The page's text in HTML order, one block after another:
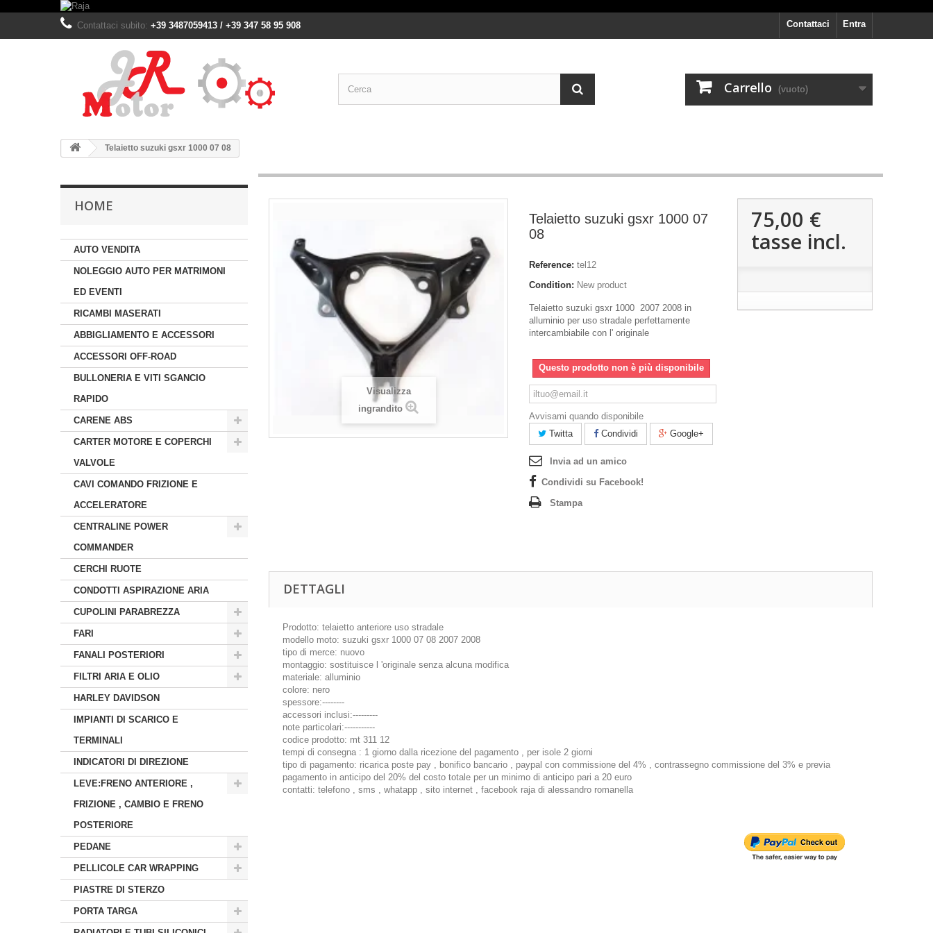
Entra
Contattaci
Contattaci subito: +39 3487059413 / +39 347 58 95 908
Carrello (vuoto)
Telaietto suzuki gsxr 1000 07 08
HOME
AUTO VENDITA
NOLEGGIO AUTO PER MATRIMONI
ED EVENTI
RICAMBI MASERATI
ABBIGLIAMENTO E ACCESSORI
ACCESSORI OFF-ROAD
BULLONERIA E VITI SGANCIO
RAPIDO
CARENE ABS
CARTER MOTORE E COPERCHI
VALVOLE
CAVI COMANDO FRIZIONE E
ACCELERATORE
CENTRALINE POWER
COMMANDER
CERCHI RUOTE
CONDOTTI ASPIRAZIONE ARIA
CUPOLINI PARABREZZA
FARI
FANALI POSTERIORI
FILTRI ARIA E OLIO
HARLEY DAVIDSON
IMPIANTI DI SCARICO E
TERMINALI
INDICATORI DI DIREZIONE
LEVE:FRENO ANTERIORE ,
FRIZIONE , CAMBIO E FRENO
POSTERIORE
PEDANE
PELLICOLE CAR WRAPPING
PIASTRE DI STERZO
PORTA TARGA
Visualizza
ingrandito
Telaietto suzuki gsxr 1000 07
08
Reference: tel12
Condition: New product
Telaietto suzuki gsxr 1000 2007 2008 in
alluminio per uso stradale perfettamente
intercambiabile con l' originale
Questo prodotto non è più disponibile
Avvisami quando disponibile
Twitta
Condividi Google+
Invia ad un amico
Condividi su Facebook!
Stampa
75,00 €
tasse incl.
DETTAGLI
Prodotto: telaietto anteriore uso stradale
modello moto: suzuki gsxr 1000 07 08 2007 2008
tipo di merce: nuovo
montaggio: sostituisce l 'originale senza alcuna modifica
materiale: alluminio
colore: nero
spessore:--------
accessori inclusi:---------
note particolari:-----------
codice prodotto: mt 311 12
tempi di consegna : 1 giorno dalla ricezione del pagamento , per isole 2 giorni
tipo di pagamento: ricarica poste pay , bonifico bancario , paypal con commissione del 4% , contrassegno commissione del 3% e previa
pagamento in anticipo del 20% del costo totale per un minimo di anticipo pari a 20 euro
contatti: telefono , sms , whatapp , sito internet , facebook raja di alessandro romanella